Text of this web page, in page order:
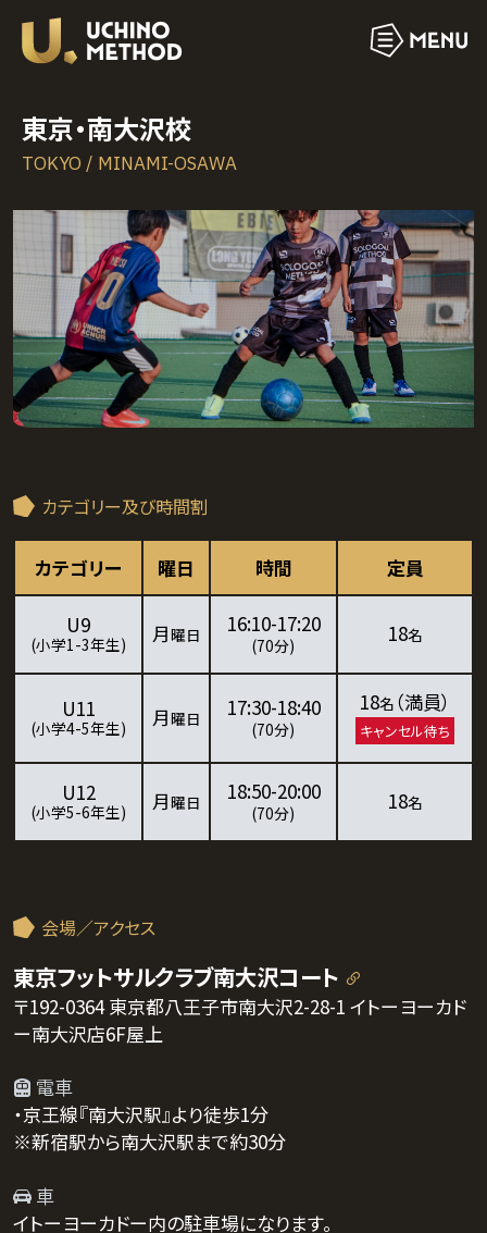
東京・南大沢校
TOKYO / MINAMI-OSAWA
カテゴリー及び時間割
カテゴリー 曜日 時間 定員
U9
(小学1-3年生) 月曜日 16:10-17:20
(70分) 18名
U11
(小学4-5年生) 月曜日 17:30-18:40
(70分)
18名 （満員）
キャンセル待ち
U12
(小学5-6年生) 月曜日 18:50-20:00
(70分) 18名
会場／アクセス
東京フットサルクラブ南大沢コート
〒192-0364 東京都八王子市南大沢2-28-1 イトーヨーカド
ー南大沢店6F屋上
電車
・京王線『南大沢駅』より徒歩1分
※新宿駅から南大沢駅まで約30分
車
イトーヨーカドー内の駐車場になります。